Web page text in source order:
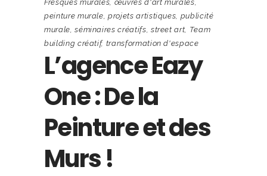
Fresques murales, œuvres d'art murales,
peinture murale,projets artistiques, publicité
murale,séminaires créatifs, street art, Team
building créatif, transformation d'espace
L’agence Eazy
One : De la
Peinture et des
Murs !